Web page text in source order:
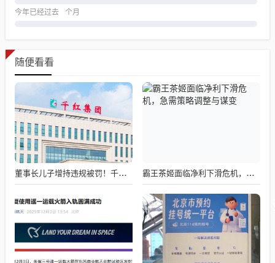
今年已经过去 个月
随便看看
董事长儿子增持违规被罚！千红制药市值128亿，半年净赚2.58亿却踩雷信托5年 霸王茶姬面临净利下滑危机，急需策略调整与谋变